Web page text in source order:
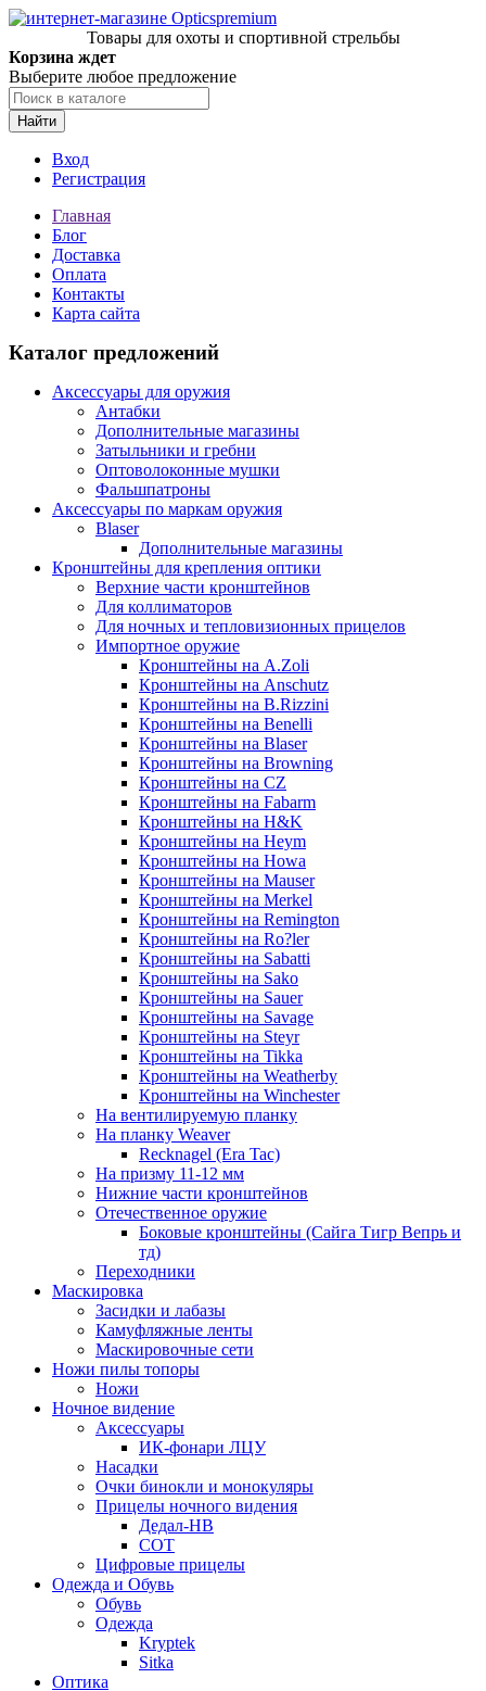
Товары для охоты и спортивной стрельбы
Корзина ждет
Выберите любое предложение
Найти
Вход
Регистрация
Главная
Блог
Доставка
Оплата
Контакты
Карта сайта
Каталог предложений
Аксессуары для оружия
Антабки
Дополнительные магазины
Затыльники и гребни
Оптоволоконные мушки
Фальшпатроны
Аксессуары по маркам оружия
Blaser
Дополнительные магазины
Кронштейны для крепления оптики
Верхние части кронштейнов
Для коллиматоров
Для ночных и тепловизионных прицелов
Импортное оружие
Кронштейны на A.Zoli
Кронштейны на Anschutz
Кронштейны на B.Rizzini
Кронштейны на Benelli
Кронштейны на Blaser
Кронштейны на Browning
Кронштейны на CZ
Кронштейны на Fabarm
Кронштейны на H&K
Кронштейны на Heym
Кронштейны на Howa
Кронштейны на Mauser
Кронштейны на Merkel
Кронштейны на Remington
Кронштейны на Ro?ler
Кронштейны на Sabatti
Кронштейны на Sako
Кронштейны на Sauer
Кронштейны на Savage
Кронштейны на Steyr
Кронштейны на Tikka
Кронштейны на Weatherby
Кронштейны на Winchester
На вентилируемую планку
На планку Weaver
Recknagel (Era Tac)
На призму 11-12 мм
Нижние части кронштейнов
Отечественное оружие
Боковые кронштейны (Сайга Тигр Вепрь и
тд)
Переходники
Маскировка
Засидки и лабазы
Камуфляжные ленты
Маскировочные сети
Ножи пилы топоры
Ножи
Ночное видение
Аксессуары
ИК-фонари ЛЦУ
Насадки
Очки бинокли и монокуляры
Прицелы ночного видения
Дедал-НВ
СОТ
Цифровые прицелы
Одежда и Обувь
Обувь
Одежда
Kryptek
Sitka
Оптика